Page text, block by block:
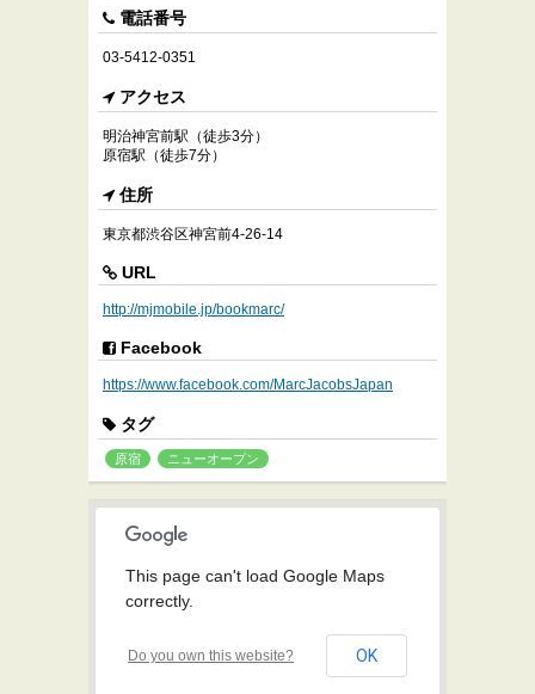
電話番号
03-5412-0351
アクセス
明治神宮前駅（徒歩3分）
原宿駅（徒歩7分）
住所
東京都渋谷区神宮前4-26-14
URL
http://mjmobile.jp/bookmarc/
Facebook
https://www.facebook.com/MarcJacobsJapan
タグ
原宿 ニューオープン
This page can't load Google Maps
correctly.
Do you own this website? OK